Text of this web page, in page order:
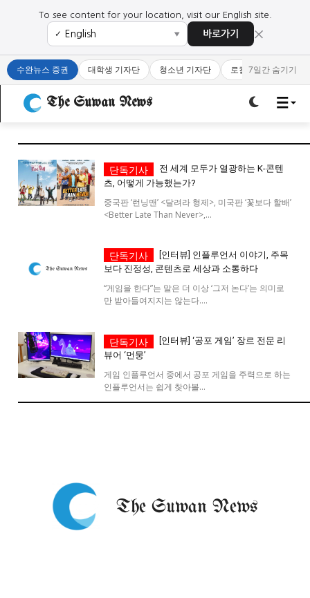
To see content for your location, visit our English site.
✓ ▼ 바로가기 ×
로그인하세요
주요 뉴스
문화
특집 기사 바로가기 : 청소년 · 청년
사설/칼럼
시 문학 (문학산책)
보도 사진
지역 & 글로벌 뉴스
ENG 中文 日文
로그인하세요
주요 뉴스
문화 과학·미디어 연예 스포츠
특집 기사 바로가기 : 청소년 · 청년
사설/칼럼
시 문학 (문학산책)
보도 사진
지역 & 글로벌 뉴스
ENG 中文 日文
수완뉴스 증권 대학생 기자단 청소년 기자단 로컬 큐레이터
7일간 숨기기
The Suwan News
전 세계 모두가 열광하는 K-콘텐
츠, 어떻게 가능했는가?
중국판 ‘런닝맨’ <달려라 형제>, 미국판 ‘꽃보다 할배’
<Better Late Than Never>,...
[인터뷰] 인플루언서 이야기, 주목
보다 진정성, 콘텐츠로 세상과 소통하다
“게임을 한다”는 말은 더 이상 ‘그저 논다’는 의미로
만 받아들여지지는 않는다....
[인터뷰] ‘공포 게임’ 장르 전문 리
뷰어 ‘먼뭉’
게임 인플루언서 중에서 공포 게임을 주력으로 하는
인플루언서는 쉽게 찾아볼...